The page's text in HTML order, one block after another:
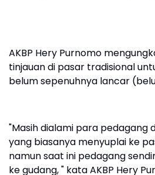
AKBP Hery Purnomo
tinjauan di pasar tradisional
belum sepenuhnya lancar
"Masih dialami para pedagang
yang biasanya menyuplai ke
namun saat ini pedagang
ke gudang, " kata AKBP Hery